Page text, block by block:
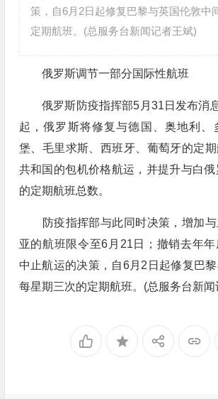
策，自6月2日起修复巴黎与英国伦敦中
定期航班。(总服务台新闻记者王斌)
俄罗斯调节一部分国际性航班
俄罗斯防疫指挥部5月31日发布消
起，俄罗斯将修复与德国、奥地利、
堡、毛里求斯、西班牙、葡萄牙的定
共和国的包机价格航运，并提升与白
的定期航班总数。
防疫指挥部与此同时决策，增加与
亚的航班限令至6月21日；撤销去年年
中止航运的决策，自6月2日起修复巴
每星期三次的定期航班。(总服务台新闻